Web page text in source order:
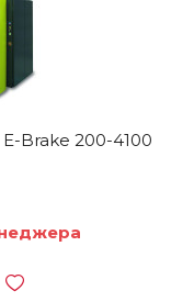
Brake 200-4100